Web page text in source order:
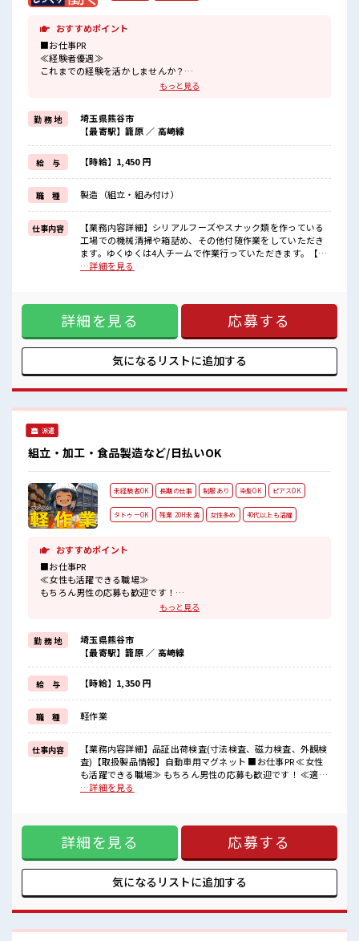
おすすめポイント
■お仕事PR
≪経験者優遇≫
これまでの経験を活かしませんか？
≪プライベートが充実する≫
場合によってはお願いすることもありますが、
残業はほとんどナシ！
≪機能的な制服アリ≫
制服があるので、
毎日の服装の悩み解消♪
≪自分に向いている仕事が探せる≫
困った事などがあれば、
担当がしっかりサポートします！
■職場の雰囲気
休憩室で楽しくおしゃべり！
ストレス解消☆
残業は少なめ！
たまに残業するくらいなら…という方、
応募お待ちしております！
もっと見る
勤 務 地
埼玉県熊谷市
【最寄駅】籠原 ／ 高崎線
給 与 【時給】1,450 円
職 種 製造（組立・組み付け）
仕事内容
【業務内容詳細】シリアルフーズやスナック類を作っている
工場での機械清掃や箱詰め、その他付随作業をしていただき
ます。ゆくゆくは4人チームで作業行っていただきます。【取
扱製品情報】シリアルフーズやスナック類の機械清掃や箱詰
う方もOK！ ≪プライベートが充実する≫ 場合によってはお
願いすることもありますが、 残業はほとんどナシ！ ≪機能的
な制服アリ≫ 制服があるので、 毎日の服装の悩み解消♪ ≪自
分に向いている仕事が探せる≫ 困った事などがあれば、 担当
がしっかりサポートします！ ■職場の雰囲気 休憩室で楽しく
おしゃべり！ ストレス解消☆ ロッカーあり！ 安心してお仕事
方、 応募お待ちしております！
…詳細を見る
詳細を見る 応募する
気になるリストに追加する
派遣
組立・加工・食品製造など/日払いOK
未経験者OK 長期の仕事 制服あり 染髪OK ピアスOK
タトゥーOK 残業 20H未満 女性多め 40代以上も活躍
おすすめポイント
■お仕事PR
≪女性も活躍できる職場≫
もちろん男性の応募も歓迎です！
ほどよく稼げます♪
≪髪色自由で自分らしく働く≫
明るすぎたり奇抜でなければ基本的に自由！
(規定有)≪機能的な制服アリ≫
制服があるので、
毎日の服装の悩み解消♪
≪未経験でも活躍できる≫
新しいことにチャレンジするのは不安だけど、
しっかり働く環境が整っています！
イチからスキルUP・ステップUP目指していきましょう！
■職場の雰囲気
女性が多い職場ですが男女は問いません！
派手過ぎなければOKだから、
モチベーションもUP！
もっと見る
勤 務 地
埼玉県熊谷市
【最寄駅】籠原 ／ 高崎線
給 与 【時給】1,350 円
職 種 軽作業
仕事内容
【業務内容詳細】品証出荷検査(寸法検査、磁力検査、外観検
査)【取扱製品情報】自動車用マグネット ■お仕事PR ≪女性
も活躍できる職場≫ もちろん男性の応募も歓迎です！ ≪適度
な残業でお給料UP≫ 残業は月20時間未満で、 ほどよく稼げ
あるので、 毎日の服装の悩み解消♪ ≪未経験でも活躍できる
≫ 新しいことにチャレンジするのは不安だけど、 しっかり働
く環境が整っています！ イチからスキルUP・ステップUP目
指していきましょう！ ■職場の雰囲気 女性が多い職場ですが
男女は問いません！ 応募お待ちしております！ 髪型・髪色自
由♪ 派手過ぎなければOKだから、 モチベーションもUP！
…詳細を見る
詳細を見る 応募する
気になるリストに追加する